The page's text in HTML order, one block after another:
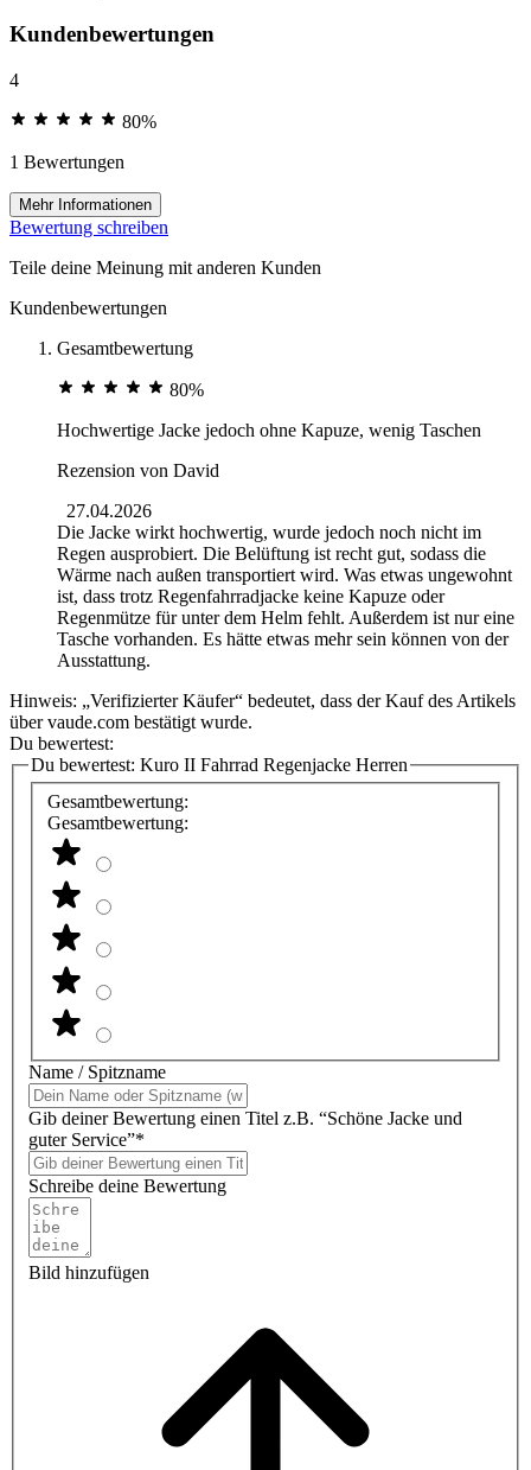
Kundenbewertungen
4
80%
1 Bewertungen
Mehr Informationen
Bewertung schreiben
Teile deine Meinung mit anderen Kunden
Kundenbewertungen
Gesamtbewertung
80%
Hochwertige Jacke jedoch ohne Kapuze, wenig Taschen
Rezension von David
27.04.2026
Die Jacke wirkt hochwertig, wurde jedoch noch nicht im
Regen ausprobiert. Die Belüftung ist recht gut, sodass die
Wärme nach außen transportiert wird. Was etwas ungewohnt
ist, dass trotz Regenfahrradjacke keine Kapuze oder
Regenmütze für unter dem Helm fehlt. Außerdem ist nur eine
Tasche vorhanden. Es hätte etwas mehr sein können von der
Ausstattung.
Hinweis: „Verifizierter Käufer“ bedeutet, dass der Kauf des Artikels
über vaude.com bestätigt wurde.
Du bewertest:
Du bewertest: Kuro II Fahrrad Regenjacke Herren
Gesamtbewertung:
Gesamtbewertung:
Name / Spitzname
Gib deiner Bewertung einen Titel z.B. “Schöne Jacke und
guter Service”*
Schreibe deine Bewertung
Bild hinzufügen